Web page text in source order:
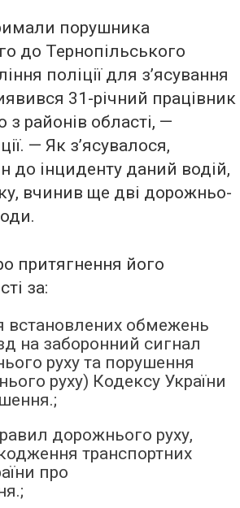
порушника
до Тернопільського
поліції для з’ясування
31-річний працівник
районів області, —
— Як з’ясувалося,
до інциденту даний водій,
вчинив ще дві дорожньо-
притягнення його
за:
встановлених обмежень
на заборонний сигнал
руху та порушення
руху) Кодексу України
дорожнього руху,
транспортних
про